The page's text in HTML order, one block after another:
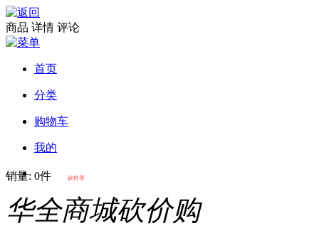
商品 详情 评论
首页
分类
购物车
我的
￥34 ￥443
销量: 0件 砍价享
华全商城砍价购